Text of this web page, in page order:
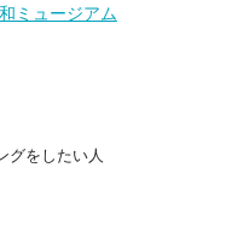
ミュージアム
グをしたい人